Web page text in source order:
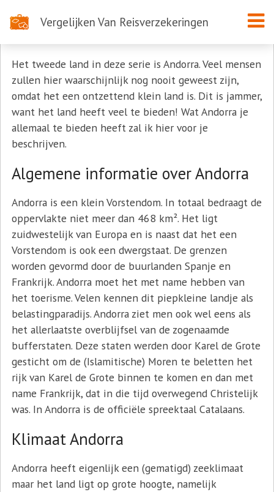
Vergelijken Van Reisverzekeringen
Andorra, vakantieland of niet?
Het tweede land in deze serie is Andorra. Veel mensen
zullen hier waarschijnlijk nog nooit geweest zijn,
omdat het een ontzettend klein land is. Dit is jammer,
want het land heeft veel te bieden! Wat Andorra je
allemaal te bieden heeft zal ik hier voor je
beschrijven.
Algemene informatie over Andorra
Andorra is een klein Vorstendom. In totaal bedraagt de
oppervlakte niet meer dan 468 km². Het ligt
zuidwestelijk van Europa en is naast dat het een
Vorstendom is ook een dwergstaat. De grenzen
worden gevormd door de buurlanden Spanje en
Frankrijk. Andorra moet het met name hebben van
het toerisme. Velen kennen dit piepkleine landje als
belastingparadijs. Andorra ziet men ook wel eens als
het allerlaatste overblijfsel van de zogenaamde
bufferstaten. Deze staten werden door Karel de Grote
gesticht om de (Islamitische) Moren te beletten het
rijk van Karel de Grote binnen te komen en dan met
name Frankrijk, dat in die tijd overwegend Christelijk
was. In Andorra is de officiële spreektaal Catalaans.
Klimaat Andorra
Andorra heeft eigenlijk een (gematigd) zeeklimaat
maar het land ligt op grote hoogte, namelijk